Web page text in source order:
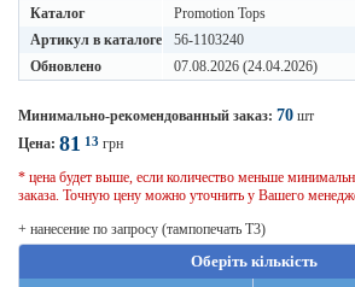
Каталог
Promotion Tops
Артикул в каталоге
56-1103240
Обновлено
07.08.2026 (24.04.2026)
Минимально-рекомендованный заказ: 70 шт
Цена: 81 13 грн
* цена будет выше, если количество меньше
заказа. Точную цену можно уточнить у Вашего
+ нанесение по запросу (тампопечать T3)
Оберіть кількість